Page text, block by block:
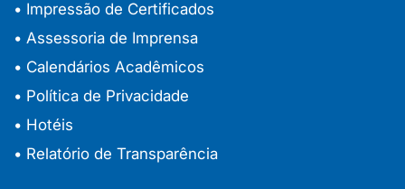
• Impressão de Certificados
• Assessoria de Imprensa
• Calendários Acadêmicos
• Política de Privacidade
• Hotéis
• Relatório de Transparência